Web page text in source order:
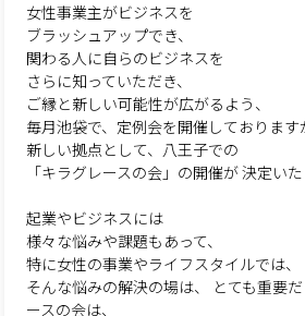
女性事業主がビジネスを
ブラッシュアップでき、
関わる人に自らのビジネスを
さらに知っていただき、
ご縁と新しい可能性が広がるよう、
毎月池袋で、定例会を開催しております
新しい拠点として、八王子での
「キラグレースの会」の開催が決定いた
起業やビジネスには
様々な悩みや課題もあって、
特に女性の事業やライフスタイルでは、
そんな悩みの解決の場は、
とても重要
ースの会は、